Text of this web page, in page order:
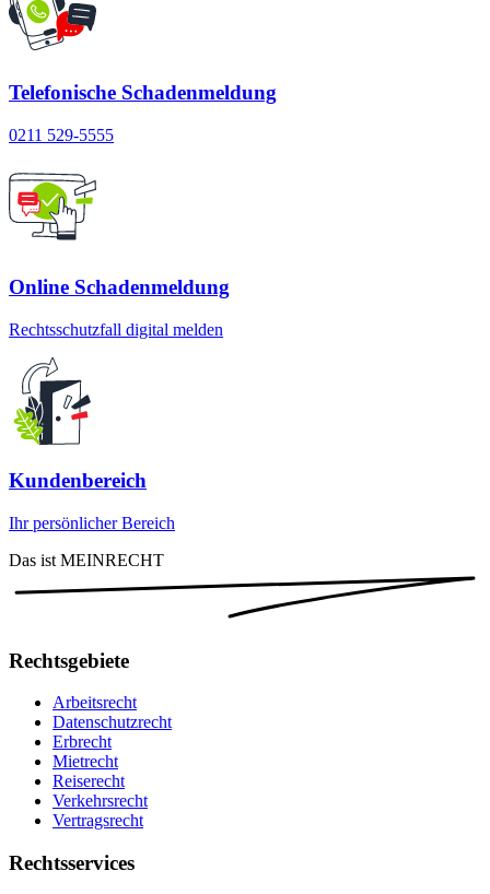
Telefonische Schadenmeldung
0211 529-5555
Online Schadenmeldung
Rechtsschutzfall digital melden
Kundenbereich
Ihr persönlicher Bereich
Das ist MEINRECHT
Rechtsgebiete
Arbeitsrecht
Datenschutzrecht
Erbrecht
Mietrecht
Reiserecht
Verkehrsrecht
Vertragsrecht
Rechtsservices